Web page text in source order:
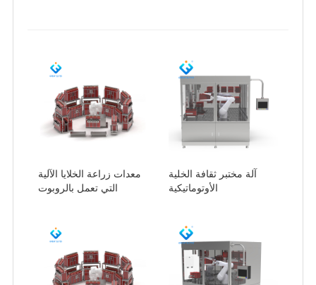
معدات زراعة الخلايا الآلية
التي تعمل بالروبوت
آلة مختبر ثقافة الخلية
الأوتوماتيكية